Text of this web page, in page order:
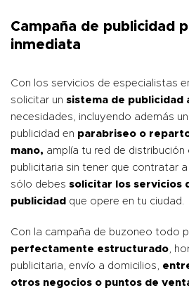
Campaña de publicidad
inmediata
Con los servicios de especialistas
solicitar un sistema de publicidad
necesidades, incluyendo además
publicidad en parabriseo o
mano, amplía tu red de distribución
publicitaria sin tener que contratar
sólo debes solicitar los servicios
publicidad que opere en tu ciudad.
Con la campaña de buzoneo todo
perfectamente estructurado,
publicitaria, envío a domicilios,
otros negocios o puntos de